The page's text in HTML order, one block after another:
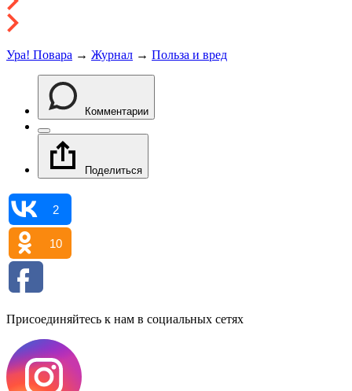
Ура! Повара → Журнал → Польза и вред
Комментарии
Поделиться
2
10
Присоединяйтесь к нам в социальных сетях